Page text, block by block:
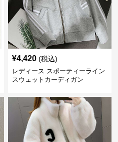
¥4,420 (税込)
レディース スポーティーライン
スウェットカーディガン